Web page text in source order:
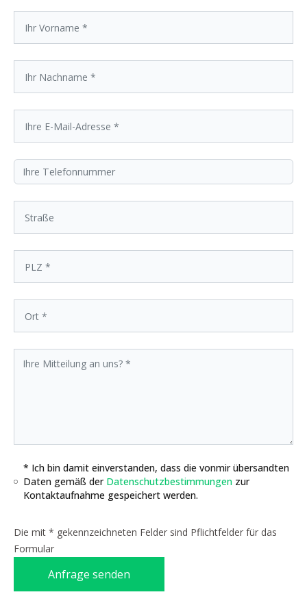
* Ich bin damit einverstanden, dass die vonmir übersandten
Daten gemäß der Datenschutzbestimmungen zur
Kontaktaufnahme gespeichert werden.
Die mit * gekennzeichneten Felder sind Pflichtfelder für das
Formular
Anfrage senden